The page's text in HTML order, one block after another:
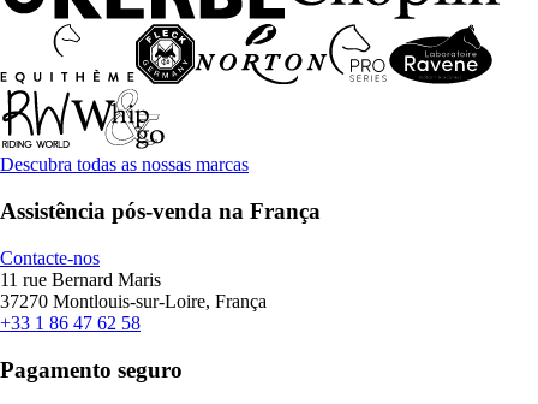
Descubra todas as nossas marcas
Assistência pós-venda na França
Contacte-nos
11 rue Bernard Maris
37270 Montlouis-sur-Loire, França
+33 1 86 47 62 58
Pagamento seguro